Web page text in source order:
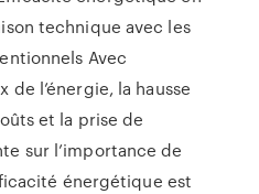
technique avec les
Avec
de l’énergie, la hausse
et la prise de
sur l’importance de
énergétique est